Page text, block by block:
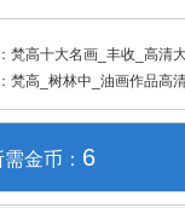
梵高十大名画_丰收_高清
梵高_树林中_油画作品高
金币： 6